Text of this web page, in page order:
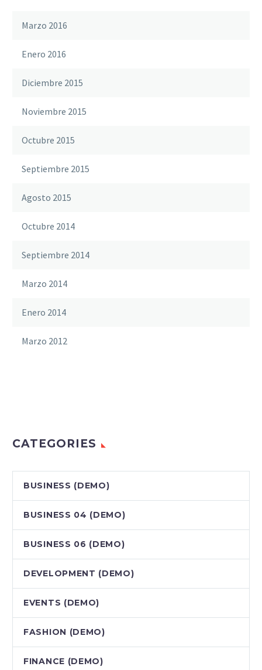
Marzo 2016
Enero 2016
Diciembre 2015
Noviembre 2015
Octubre 2015
Septiembre 2015
Agosto 2015
Octubre 2014
Septiembre 2014
Marzo 2014
Enero 2014
Marzo 2012
CATEGORIES
BUSINESS (DEMO)
BUSINESS 04 (DEMO)
BUSINESS 06 (DEMO)
DEVELOPMENT (DEMO)
EVENTS (DEMO)
FASHION (DEMO)
FINANCE (DEMO)